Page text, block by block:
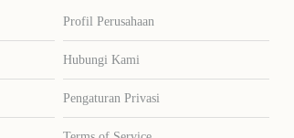
Profil Perusahaan
Hubungi Kami
Pengaturan Privasi